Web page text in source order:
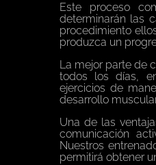
Este proceso
determinarán las
procedimiento
produzca un
La mejor parte de
todos los días,
ejercicios de
desarrollo
Una de las
comunicación
Nuestros
permitirá obtener